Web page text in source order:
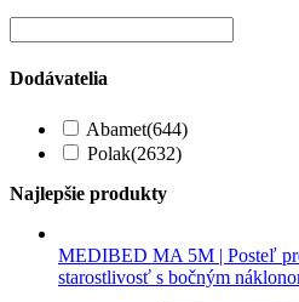
Dodávatelia
Abamet(644)
Polak(2632)
Najlepšie produkty
MEDIBED MA 5M | Posteľ
starostlivosť s bočným